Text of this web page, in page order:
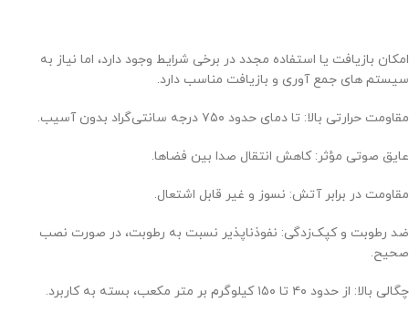
امکان بازیافت یا استفاده مجدد در برخی شرایط وجود دارد، اما نیاز به
سیستم های جمع آوری و بازیافت مناسب دارد.
مقاومت حرارتی بالا: تا دمای حدود ۷۵۰ درجه سانتی‌گراد بدون آسیب.
عایق صوتی مؤثر: کاهش انتقال صدا بین فضاها.
مقاومت در برابر آتش: نسوز و غیر قابل اشتعال.
ضد رطوبت و کپک‌زدگی: نفوذناپذیر نسبت به رطوبت، در صورت نصب
صحیح.
چگالی بالا: از حدود ۴۰ تا ۱۵۰ کیلوگرم بر متر مکعب، بسته به کاربرد.